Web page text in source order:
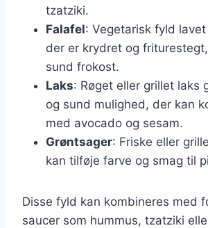
tzatziki.
Falafel: Vegetarisk fyld
der er krydret og
sund frokost.
Laks: Røget eller grillet laks
og sund mulighed, der kan
med avocado og sesam.
Grøntsager: Friske eller
kan tilføje farve og smag til
Disse fyld kan kombineres med
saucer som hummus, tzatziki